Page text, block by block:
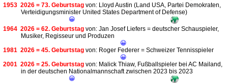
1953 2026 = 73. Geburtstag von: Lloyd Austin (Land USA, Partei Demokraten,
Verteidigungsminister United States Department of Defense)
😀
1964 2026 = 62. Geburtstag von: Jan Josef Liefers = deutscher Schauspieler,
Musiker, Regisseur und Produzen
😀
1981 2026 = 45. Geburtstag von: Roger Federer = Schweizer Tennisspieler
😀
2001 2026 = 25. Geburtstag von: Malick Thiaw, Fußballspieler bei AC Mailand,
in der deutschen Nationalmannschaft zwischen 2023 bis 2023
😀